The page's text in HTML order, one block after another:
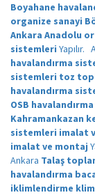
Boyahane
organize sanayi
Ankara Anadolu
sistemleri Yapılır.
havalandırma
sistemleri toz
havalandırma
OSB
Kahramankazan
sistemleri imalat
imalat ve montaj
Ankara Talaş
havalandırma
iklimlendirme